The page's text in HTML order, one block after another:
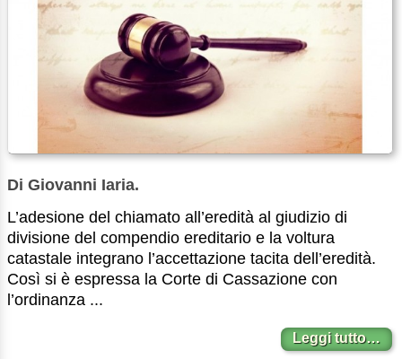
Di Giovanni Iaria.
L’adesione del chiamato all’eredità al giudizio di
divisione del compendio ereditario e la voltura
catastale integrano l’accettazione tacita dell’eredità.
Così si è espressa la Corte di Cassazione con
l’ordinanza ...
Leggi tutto…